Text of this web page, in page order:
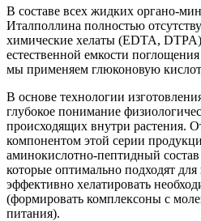
В составе всех жидких органо-
Италполлина полностью
химические хелаты (EDTA,
естественной емкости
мы применяем глюконовую
В основе технологии
глубокое понимание
происходящих внутри растения.
компонентом этой серии
аминокислотно-пептидный
которые оптимально подходят
эффективно хелатировать
(формировать комплексоны с
питания).